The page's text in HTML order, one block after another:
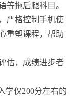
等拖后腿科目。
严格控制手机使
重塑课程，帮助
估，成绩进步者
学仅200分左右的